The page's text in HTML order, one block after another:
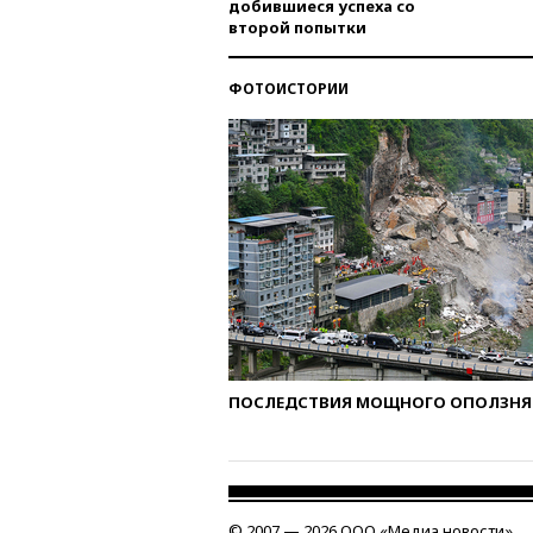
добившиеся успеха со
второй попытки
ФОТОИСТОРИИ
ПОСЛЕДСТВИЯ МОЩНОГО ОПОЛЗНЯ